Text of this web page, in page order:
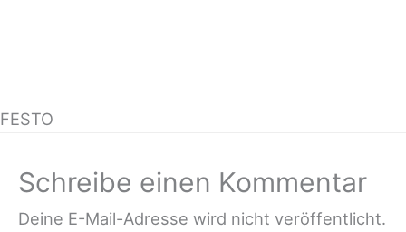
FESTO
Schreibe einen Kommentar
Deine E-Mail-Adresse wird nicht veröffentlicht.